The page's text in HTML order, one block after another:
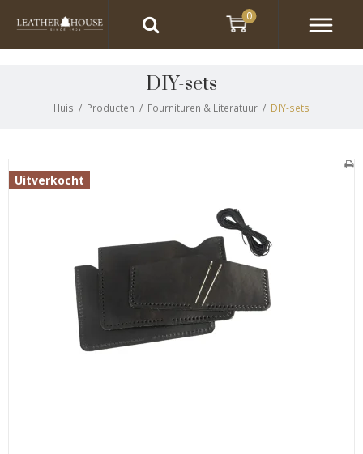
DIY-sets
Huis / Producten / Fournituren & Literatuur / DIY-sets
Uitverkocht
0